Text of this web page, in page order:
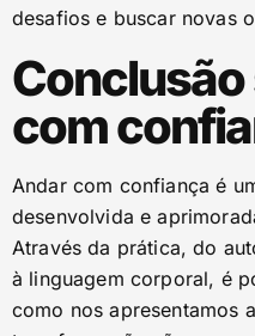
desafios e buscar novas
com
Andar com confiança é
desenvolvida e
Através da prática, do
à linguagem corporal, é
como nos apresentamos